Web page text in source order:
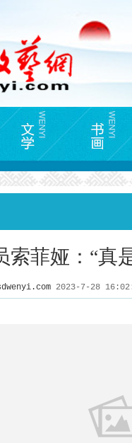
索菲娅：“真
2023-7-28